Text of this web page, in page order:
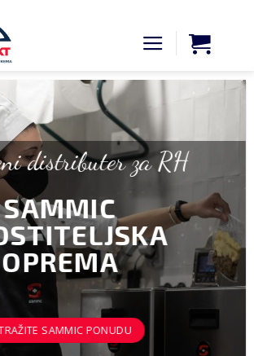
distributer za RH
SAMMIC
OPREMA
SAMMIC PONUDU